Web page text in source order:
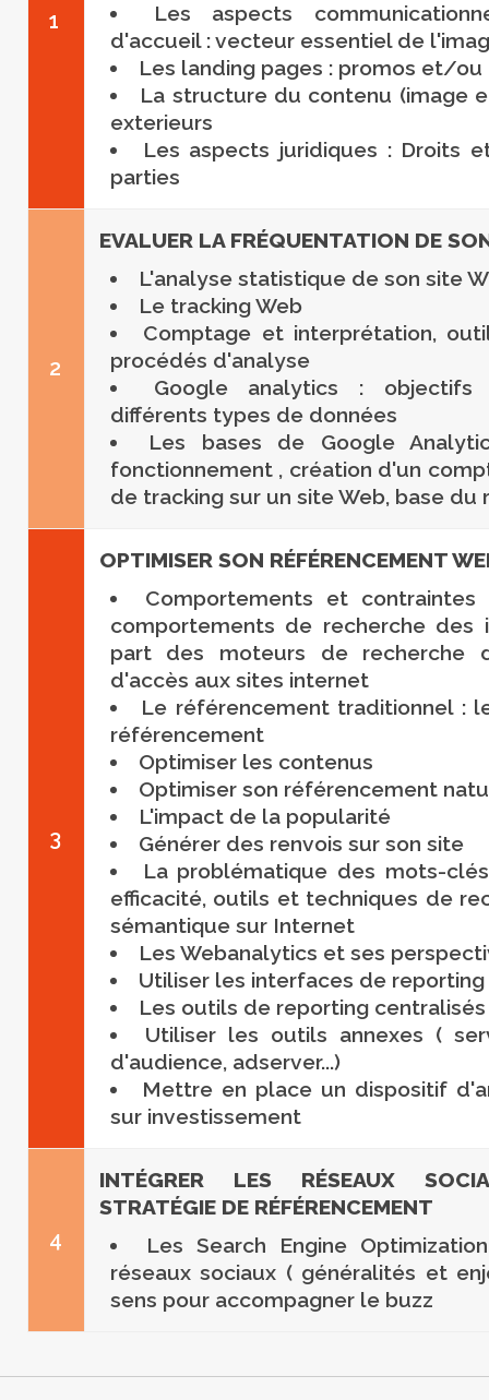
1
Les aspects
d'accueil : vecteur essentiel de
Les landing pages : promos et/ou
La structure du contenu (image
exterieurs
Les aspects juridiques : Droits
parties
2
EVALUER LA FRÉQUENTATION DE
L'analyse statistique de son site
Le tracking Web
Comptage et interprétation,
procédés d'analyse
Google analytics : objectifs
différents types de données
Les bases de Google
fonctionnement , création d'un
de tracking sur un site Web, base du
3
OPTIMISER SON RÉFÉRENCEMENT
Comportements et
comportements de recherche des
part des moteurs de recherche
d'accès aux sites internet
Le référencement traditionnel :
référencement
Optimiser les contenus
Optimiser son référencement
L'impact de la popularité
Générer des renvois sur son site
La problématique des mots-
efficacité, outils et techniques de
sémantique sur Internet
Les Webanalytics et ses
Utiliser les interfaces de
Les outils de reporting centralisés
Utiliser les outils annexes (
d'audience, adserver...)
Mettre en place un dispositif
sur investissement
4
INTÉGRER LES RÉSEAUX
STRATÉGIE DE RÉFÉRENCEMENT
Les Search Engine
réseaux sociaux ( généralités et
sens pour accompagner le buzz